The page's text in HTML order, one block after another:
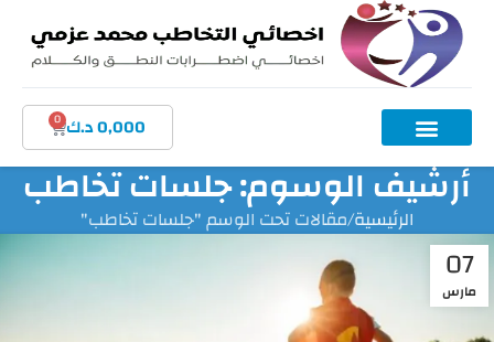
0,000د.ك 0
أرشيف الوسوم: جلسات تخاطب
الرئيسية مقالات تحت الوسم "جلسات تخاطب"
07
مارس